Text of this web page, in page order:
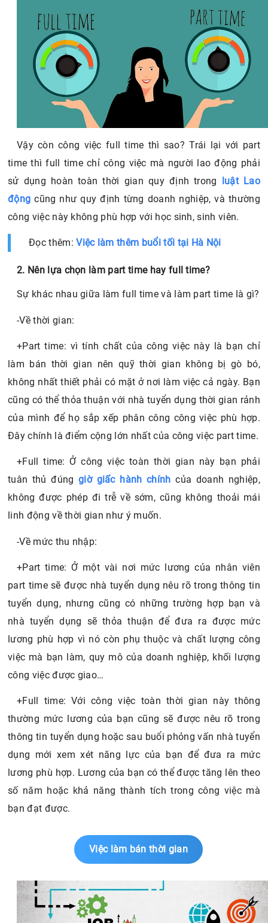
Vậy còn công việc full time thì sao? Trái lại với part
time thì full time chỉ công việc mà người lao động phải
sử dụng hoàn toàn thời gian quy định trong luật Lao
động cũng như quy định từng doanh nghiệp, và thường
công việc này không phù hợp với học sinh, sinh viên.
Đọc thêm:Việc làm thêm buổi tối tại Hà Nội
2. Nên lựa chọn làm part time hay full time?
Sự khác nhau giữa làm full time và làm part time là gì?
-Về thời gian:
+Part time: vì tính chất của công việc này là bạn chỉ
làm bán thời gian nên quỹ thời gian không bị gò bó,
không nhất thiết phải có mặt ở nơi làm việc cả ngày. Bạn
cũng có thể thỏa thuận với nhà tuyển dụng thời gian rảnh
của mình để họ sắp xếp phân công công việc phù hợp.
Đây chính là điểm cộng lớn nhất của công việc part time.
+Full time: Ở công việc toàn thời gian này bạn phải
tuân thủ đúnggiờ giấc hành chính của doanh nghiệp,
không được phép đi trễ về sớm, cũng không thoải mái
linh động về thời gian như ý muốn.
-Về mức thu nhập:
+Part time: Ở một vài nơi mức lương của nhân viên
part time sẽ được nhà tuyển dụng nêu rõ trong thông tin
tuyển dụng, nhưng cũng có những trường hợp bạn và
nhà tuyển dụng sẽ thỏa thuận để đưa ra được mức
lương phù hợp vì nó còn phụ thuộc và chất lượng công
việc mà bạn làm, quy mô của doanh nghiệp, khối lượng
công việc được giao…
+Full time: Với công việc toàn thời gian này thông
thường mức lương của bạn cũng sẽ được nêu rõ trong
thông tin tuyển dụng hoặc sau buổi phỏng vấn nhà tuyển
dụng mới xem xét năng lực của bạn để đưa ra mức
lương phù hợp. Lương của bạn có thể được tăng lên theo
số năm hoặc khả năng thành tích trong công việc mà
bạn đạt được.
Việc làm bán thời gian